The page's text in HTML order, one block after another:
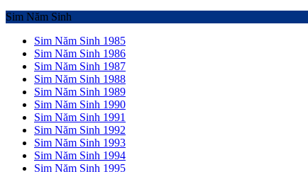
Sim Năm Sinh
Sim Năm Sinh 1985
Sim Năm Sinh 1986
Sim Năm Sinh 1987
Sim Năm Sinh 1988
Sim Năm Sinh 1989
Sim Năm Sinh 1990
Sim Năm Sinh 1991
Sim Năm Sinh 1992
Sim Năm Sinh 1993
Sim Năm Sinh 1994
Sim Năm Sinh 1995